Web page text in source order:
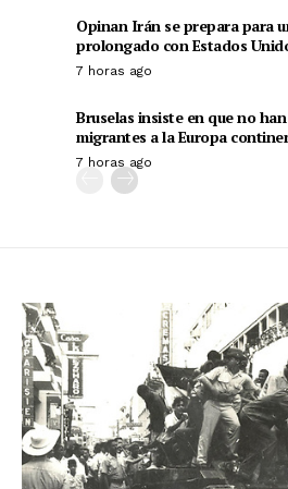
Opinan Irán se prepara para
prolongado con Estados
7 horas ago
Bruselas insiste en que no
migrantes a la Europa
7 horas ago